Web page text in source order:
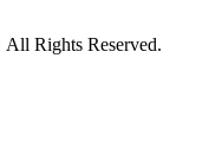
Rights Reserved.